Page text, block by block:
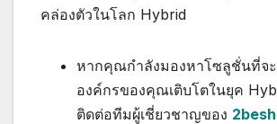
คล่องตัวในโลก Hybrid
หากคุณกำลังมองหาโซลูชั่นที่จ
องค์กรของคุณเติบโตในยุค
ติดต่อทีมผู้เชี่ยวชาญของ